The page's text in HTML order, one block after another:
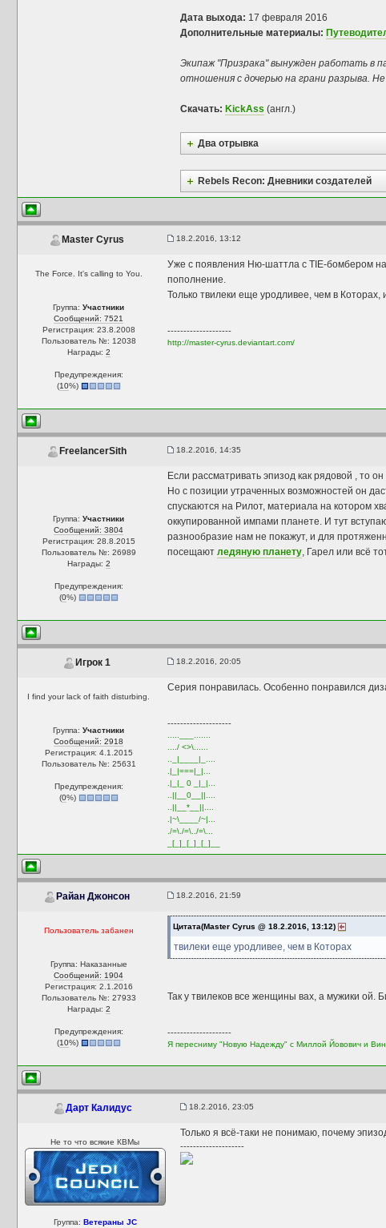
Дата выхода: 17 февраля 2016
Дополнительные материалы:
Экипаж "Призрака" вынужден работать в
отношения с дочерью на грани разрыва.
Скачать: KickAss (англ.)
Два отрывка
Rebels Recon: Дневники создателей
Master Cyrus 18.2.2016, 13:12
The Force. It's calling to You.
Группа:Участники
Сообщений: 7521
Регистрация: 23.8.2008
Пользователь №: 12038
Награды: 2
Предупреждения:
(10%)
Уже с появления Ню-шаттла с TIE-бомбером
пополнение.
Только твилеки еще уродливее, чем в
--------------------
http://master-cyrus.deviantart.com/
FreelancerSith 18.2.2016, 14:35
Группа:Участники
Сообщений: 3804
Регистрация: 28.8.2015
Пользователь №: 26989
Награды: 2
Предупреждения:
(0%)
Если рассматривать эпизод как рядовой , то
Но с позиции утраченных возможностей он
спускаются на Рилот, материала на котором
оккупированной импами планете. И тут
разнообразие нам не покажут, и для
посещают ледяную планету, Гарел или всё
Игрок 1 18.2.2016, 20:05
I find your lack of faith disturbing.
Группа:Участники
Сообщений: 2918
Регистрация: 4.1.2015
Пользователь №: 25631
Предупреждения:
(0%)
Серия понравилась. Особенно понравился
--------------------
..../ <>\......
.._|____|_....
.|_|===|_|...
.|_|_ 0 _|_|...
..||__0__||....
..||__*__||....
.|~\____/~|...
./=\./=\../=\...
_[_]_[_]_[_]__
Райан Джонсон 18.2.2016, 21:59
Пользователь забанен
Группа: Наказанные
Сообщений: 1904
Регистрация: 2.1.2016
Пользователь №: 27933
Награды: 2
Предупреждения:
(10%)
Цитата(Master Cyrus @ 18.2.2016, 13:12)
твилеки еще уродливее, чем в Которах
Так у твилеков все женщины вах, а мужики ой.
--------------------
Я пересниму "Новую Надежду" с Миллой Йовович и
Дарт Калидус 18.2.2016, 23:05
Не то что всякие КВМы
Группа: Ветераны JC
Только я всё-таки не понимаю, почему
--------------------